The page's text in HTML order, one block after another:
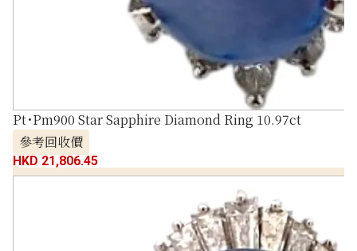
Pt･Pm900 Star Sapphire Diamond Ring 10.97ct
參考回收價
HKD 21,806.45